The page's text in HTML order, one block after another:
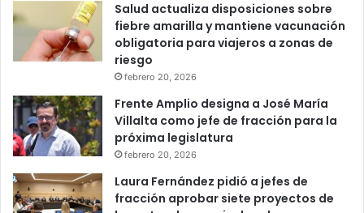
Salud actualiza disposiciones sobre
fiebre amarilla y mantiene vacunación
obligatoria para viajeros a zonas de
riesgo
febrero 20, 2026
Frente Amplio designa a José María
Villalta como jefe de fracción para la
próxima legislatura
febrero 20, 2026
Laura Fernández pidió a jefes de
fracción aprobar siete proyectos de